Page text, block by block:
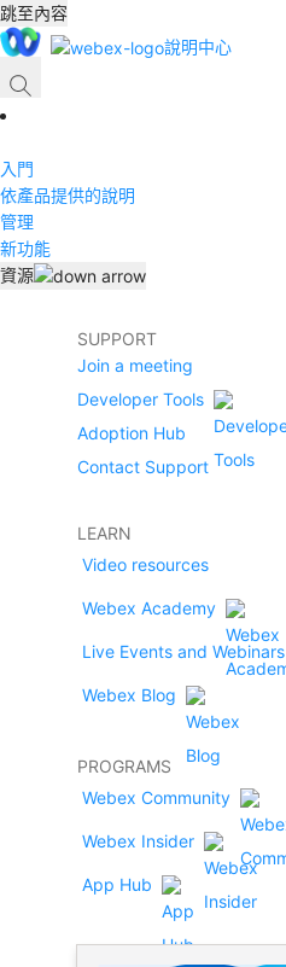
跳至內容
說明中心
入門
依產品提供的說明
管理
新功能
資源
SUPPORT
Join a meeting
Developer Tools
Adoption Hub
Contact Support
LEARN
Video resources
Webex Academy
Live Events and Webinars
Webex Blog
PROGRAMS
Webex Community
Webex Insider
App Hub